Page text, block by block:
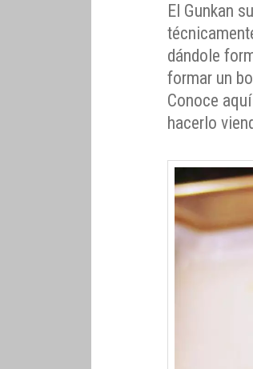
El Gunkan
dándole
formar un
Conoce
hacerlo